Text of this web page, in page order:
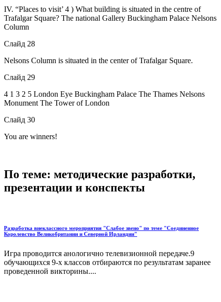
IV. “Places to visit’ 4 ) What building is situated in the centre of
Trafalgar Square? The national Gallery Buckingham Palace Nelsons
Column
Слайд 28
Nelsons Column is situated in the center of Trafalgar Square.
Слайд 29
4 1 3 2 5 London Eye Buckingham Palace The Thames Nelsons
Monument The Tower of London
Слайд 30
You are winners!
По теме: методические разработки,
презентации и конспекты
Разработка внеклассного мероприятия "Слабое звено" по теме "Соединенное
Королевство Великобритании и Северной Ирландии"
Игра проводится анологично телевизионной передаче.9
обучающихся 9-х классов отбираются по результатам заранее
проведенной викторины....